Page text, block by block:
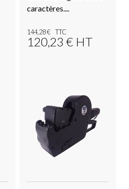
caractères....
144,28€
120,23€ HT